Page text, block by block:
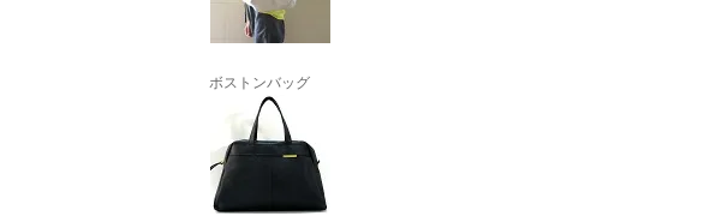
ボストンバッグ